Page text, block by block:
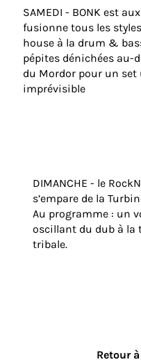
SAMEDI - BONK est
fusionne tous les
house à la drum &
pépites dénichées au-
du Mordor pour un
imprévisible
DIMANCHE - le
s’empare de la
Au programme : un
oscillant du dub à la
tribale.
Retour